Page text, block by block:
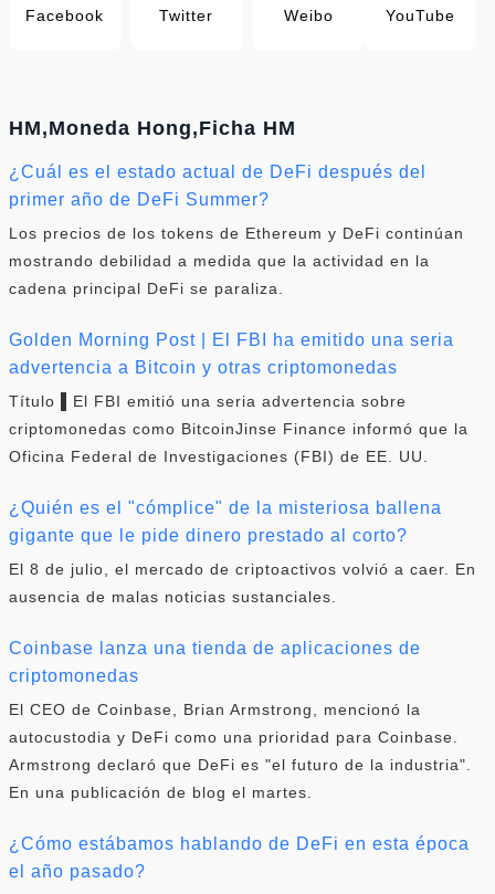
Facebook Twitter Weibo YouTube
HM,Moneda Hong,Ficha HM
¿Cuál es el estado actual de DeFi después del
primer año de DeFi Summer?
Los precios de los tokens de Ethereum y DeFi continúan
mostrando debilidad a medida que la actividad en la
cadena principal DeFi se paraliza.
Golden Morning Post | El FBI ha emitido una seria
advertencia a Bitcoin y otras criptomonedas
Título ▌El FBI emitió una seria advertencia sobre
criptomonedas como BitcoinJinse Finance informó que la
Oficina Federal de Investigaciones (FBI) de EE. UU.
¿Quién es el "cómplice" de la misteriosa ballena
gigante que le pide dinero prestado al corto?
El 8 de julio, el mercado de criptoactivos volvió a caer. En
ausencia de malas noticias sustanciales.
Coinbase lanza una tienda de aplicaciones de
criptomonedas
El CEO de Coinbase, Brian Armstrong, mencionó la
autocustodia y DeFi como una prioridad para Coinbase.
Armstrong declaró que DeFi es "el futuro de la industria".
En una publicación de blog el martes.
¿Cómo estábamos hablando de DeFi en esta época
el año pasado?